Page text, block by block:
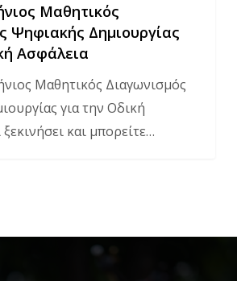
Μαθητικός
Ψηφιακής Δημιουργίας
Ασφάλεια
Μαθητικός Διαγωνισμός
για την Οδική
και μπορείτε…